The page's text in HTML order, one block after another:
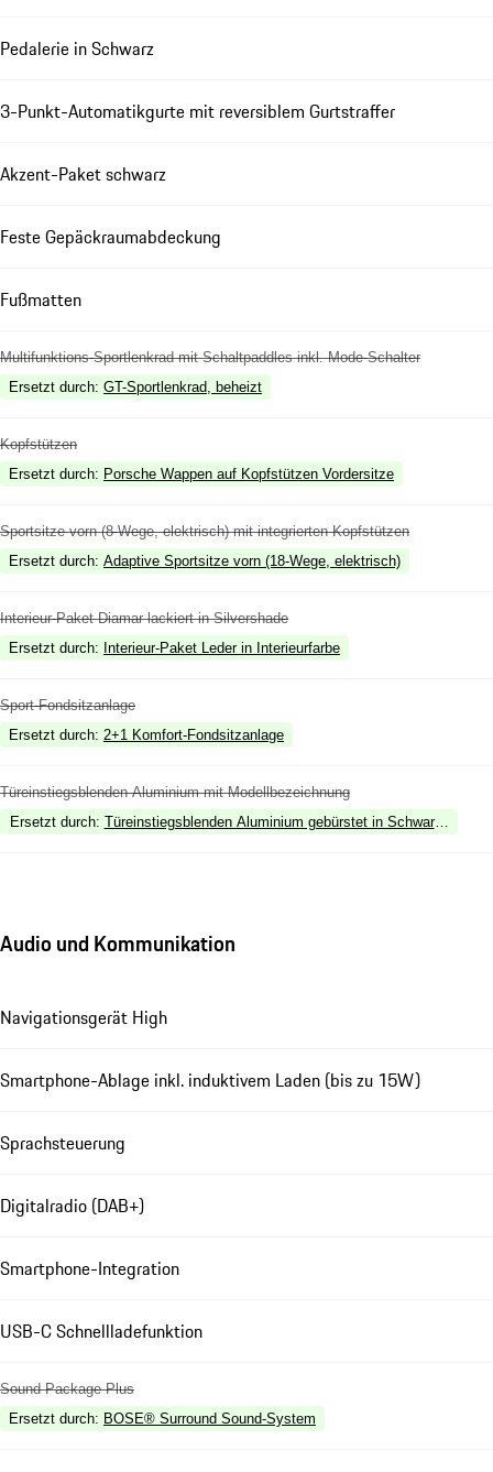
Pedalerie in Schwarz
3-Punkt-Automatikgurte mit reversiblem Gurtstraffer
Akzent-Paket schwarz
Feste Gepäckraumabdeckung
Fußmatten
Multifunktions-Sportlenkrad mit Schaltpaddles inkl. Mode-Schalter
Ersetzt durch: GT-Sportlenkrad, beheizt
Kopfstützen
Ersetzt durch: Porsche Wappen auf Kopfstützen Vordersitze
Sportsitze vorn (8-Wege, elektrisch) mit integrierten Kopfstützen
Ersetzt durch: Adaptive Sportsitze vorn (18-Wege, elektrisch)
Interieur-Paket Diamar lackiert in Silvershade
Ersetzt durch: Interieur-Paket Leder in Interieurfarbe
Sport-Fondsitzanlage
Ersetzt durch: 2+1 Komfort-Fondsitzanlage
Türeinstiegsblenden Aluminium mit Modellbezeichnung
Ersetzt durch: Türeinstiegsblenden Aluminium gebürstet in Schwarz,
Audio und Kommunikation
Navigationsgerät High
Smartphone-Ablage inkl. induktivem Laden (bis zu 15W)
Sprachsteuerung
Digitalradio (DAB+)
Smartphone-Integration
USB-C Schnellladefunktion
Sound Package Plus
Ersetzt durch: BOSE® Surround Sound-System